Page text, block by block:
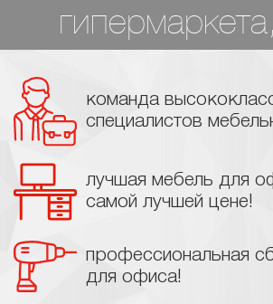
команда
специалистов
лучшая мебель для
самой лучшей цене!
профессиональная
для офиса!